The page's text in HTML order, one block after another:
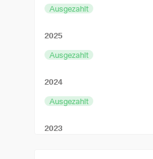
Ausgezahlt
2025
Ausgezahlt
2024
Ausgezahlt
2023